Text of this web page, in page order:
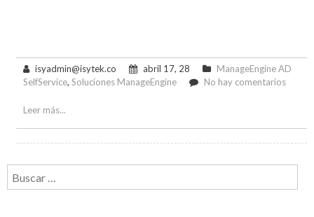
isyadmin@isytek.co abril 17, 28
ManageEngine AD
SelfService, Soluciones ManageEngine No hay comentariosen
Leer más...
Buscar: